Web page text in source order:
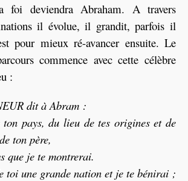
foi deviendra Abraham. A travers
il évolue, il grandit, parfois il
pour mieux ré-avancer ensuite. Le
commence avec cette célèbre
:
dit à Abram :
ton pays, du lieu de tes origines et de
ton père,
que je te montrerai.
toi une grande nation et je te bénirai ;